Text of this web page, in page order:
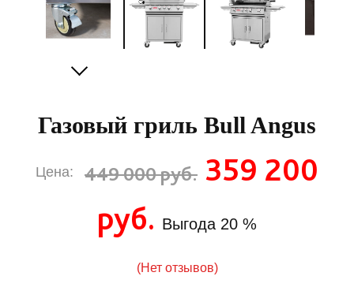
Газовый гриль Bull Angus
Цена: 449 000 руб. 359 200
руб. Выгода 20 %
(Нет отзывов)